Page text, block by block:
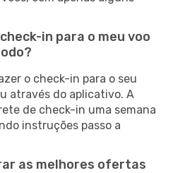
in para o meu voo
o check-in para o seu
através do aplicativo. A
de check-in uma semana
instruções passo a
as melhores ofertas